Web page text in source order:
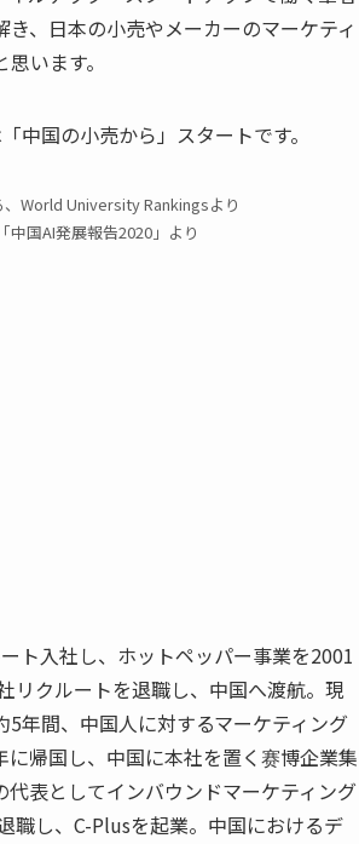
き、日本の小売やメーカーのマーケティ
います。
中国の小売から」スタートです。
World University Rankingsより
中国AI発展報告2020」より
入社し、ホットペッパー事業を2001
リクルートを退職し、中国へ渡航。現
年間、中国人に対するマーケティング
帰国し、中国に本社を置く赛博企業集
表としてインバウンドマーケティング
職し、C-Plusを起業。中国におけるデ